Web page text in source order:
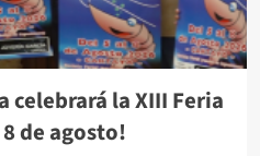
celebrará la XIII Feria
de agosto!